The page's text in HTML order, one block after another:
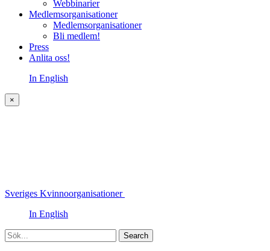
Webbinarier
Medlemsorganisationer
Medlemsorganisationer
Bli medlem!
Press
Anlita oss!
In English
×
Sveriges Kvinnoorganisationer
In English
Sök